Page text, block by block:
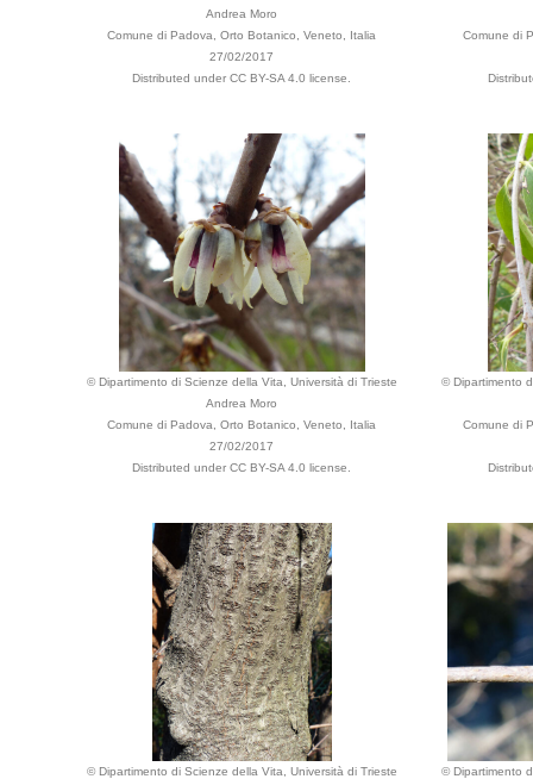
Andrea Moro
Comune di Padova, Orto Botanico, Veneto, Italia
27/02/2017
Distributed under CC BY-SA 4.0 license.
Comune di
© Dipartimento di Scienze della Vita, Università di Trieste
Andrea Moro
Comune di Padova, Orto Botanico, Veneto, Italia
27/02/2017
Distributed under CC BY-SA 4.0 license.
© Dipartimento
Comune di
© Dipartimento di Scienze della Vita, Università di Trieste
© Dipartimento